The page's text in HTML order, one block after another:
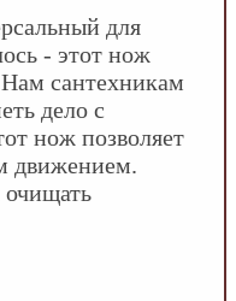
для
- этот нож
Нам сантехникам
дело с
нож позволяет
движением.
очищать